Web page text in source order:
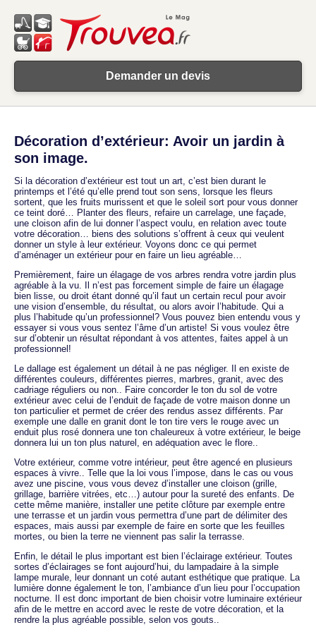
Demander un devis
Décoration d’extérieur: Avoir un jardin à
son image.
Si la décoration d’extérieur est tout un art, c’est bien durant le
printemps et l’été qu’elle prend tout son sens, lorsque les fleurs
sortent, que les fruits murissent et que le soleil sort pour vous donner
ce teint doré… Planter des fleurs, refaire un carrelage, une façade,
une cloison afin de lui donner l’aspect voulu, en relation avec toute
votre décoration… biens des solutions s’offrent à ceux qui veulent
donner un style à leur extérieur. Voyons donc ce qui permet
d’aménager un extérieur pour en faire un lieu agréable…
Premièrement, faire un élagage de vos arbres rendra votre jardin plus
agréable à la vu. Il n’est pas forcement simple de faire un élagage
bien lisse, ou droit étant donné qu’il faut un certain recul pour avoir
une vision d’ensemble, du résultat, ou alors avoir l’habitude. Qui a
plus l’habitude qu’un professionnel? Vous pouvez bien entendu vous y
essayer si vous vous sentez l’âme d’un artiste! Si vous voulez être
sur d’obtenir un résultat répondant à vos attentes, faites appel à un
professionnel!
Le dallage est également un détail à ne pas négliger. Il en existe de
différentes couleurs, différentes pierres, marbres, granit, avec des
cadriage réguliers ou non.. Faire concorder le ton du sol de votre
extérieur avec celui de l’enduit de façade de votre maison donne un
ton particulier et permet de créer des rendus assez différents. Par
exemple une dalle en granit dont le ton tire vers le rouge avec un
enduit plus rosé donnera une ton chaleureux à votre extérieur, le beige
donnera lui un ton plus naturel, en adéquation avec le flore..
Votre extérieur, comme votre intérieur, peut être agencé en plusieurs
espaces à vivre.. Telle que la loi vous l’impose, dans le cas ou vous
avez une piscine, vous vous devez d’installer une cloison (grille,
grillage, barrière vitrées, etc…) autour pour la sureté des enfants. De
cette même manière, installer une petite clôture par exemple entre
une terrasse et un jardin vous permettra d’une part de délimiter des
espaces, mais aussi par exemple de faire en sorte que les feuilles
mortes, ou bien la terre ne viennent pas salir la terrasse.
Enfin, le détail le plus important est bien l’éclairage extérieur. Toutes
sortes d’éclairages se font aujourd’hui, du lampadaire à la simple
lampe murale, leur donnant un coté autant esthétique que pratique. La
lumière donne également le ton, l’ambiance d’un lieu pour l’occupation
nocturne. Il est donc important de bien choisir votre luminaire extérieur
afin de le mettre en accord avec le reste de votre décoration, et la
rendre la plus agréable possible, selon vos gouts..